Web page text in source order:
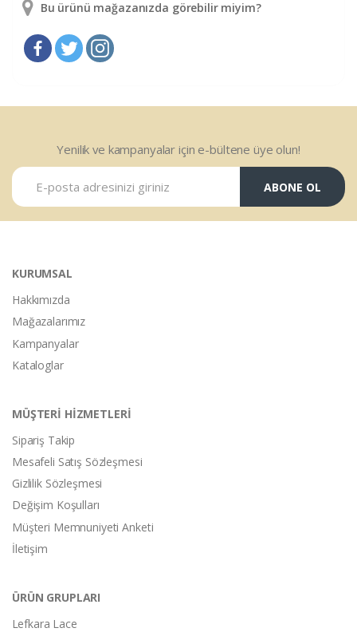
Bu ürünü mağazanızda görebilir miyim?
Yenilik ve kampanyalar için e-bültene üye olun!
ABONE OL
KURUMSAL
Hakkımızda
Mağazalarımız
Kampanyalar
Kataloglar
MÜŞTERİ HİZMETLERİ
Sipariş Takip
Mesafeli Satış Sözleşmesi
Gizlilik Sözleşmesi
Değişim Koşulları
Müşteri Memnuniyeti Anketi
İletişim
ÜRÜN GRUPLARI
Lefkara Lace